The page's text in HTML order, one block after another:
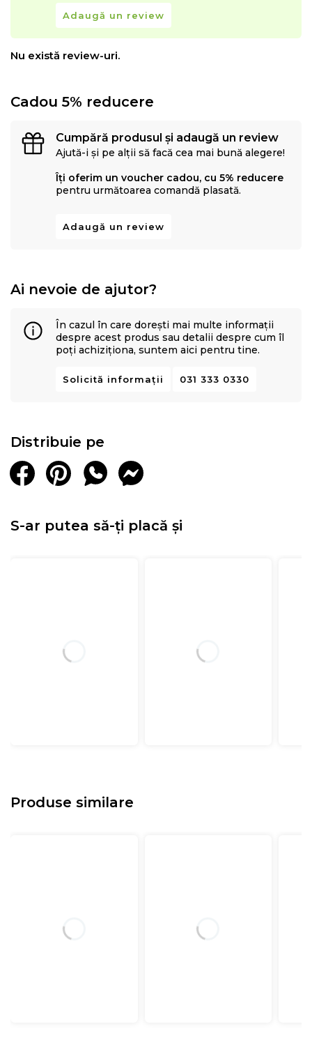
Adaugă un review
Nu există review-uri.
Cadou 5% reducere
Cumpără produsul și adaugă un review
Ajută-i și pe alții să facă cea mai bună alegere!
Îți oferim un voucher cadou, cu 5% reducere
pentru următoarea comandă plasată.
Adaugă un review
Ai nevoie de ajutor?
În cazul în care dorești mai multe informații
despre acest produs sau detalii despre cum îl
poți achiziționa, suntem aici pentru tine.
Solicită informații 031 333 0330
Distribuie pe
S-ar putea să-ți placă și
Produse similare